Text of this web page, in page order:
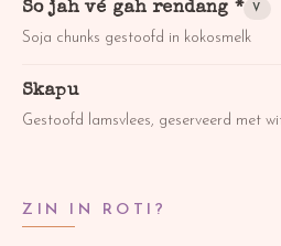
So jah vé gah rendang * V
Soja chunks gestoofd in kokosmelk
Skapu
Gestoofd lamsvlees, geserveerd met
ZIN IN ROTI?